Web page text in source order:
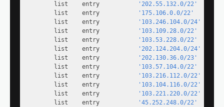
        list    entry
'202.55.132.0/22'
        list    entry
'175.106.0.0/22'
        list    entry
'103.246.104.0/24'
        list    entry
'103.109.28.0/22'
        list    entry
'103.53.228.0/22'
        list    entry
'202.124.204.0/24'
        list    entry
'202.130.36.0/23'
        list    entry
'103.57.104.0/22'
        list    entry
'103.216.112.0/22'
        list    entry
'103.104.116.0/22'
        list    entry
'103.221.220.0/22'
        list    entry
'45.252.248.0/22'